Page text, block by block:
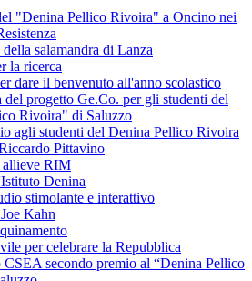
"Denina Pellico Rivoira" a Oncino nei
salamandra di Lanza
la ricerca
dare il benvenuto all'anno scolastico
del progetto Ge.Co. per gli studenti del
Rivoira" di Saluzzo
agli studenti del Denina Pellico Rivoira
Pittavino
allieve RIM
Denina
stimolante e interattivo
Kahn
per celebrare la Repubblica
CSEA secondo premio al “Denina Pellico